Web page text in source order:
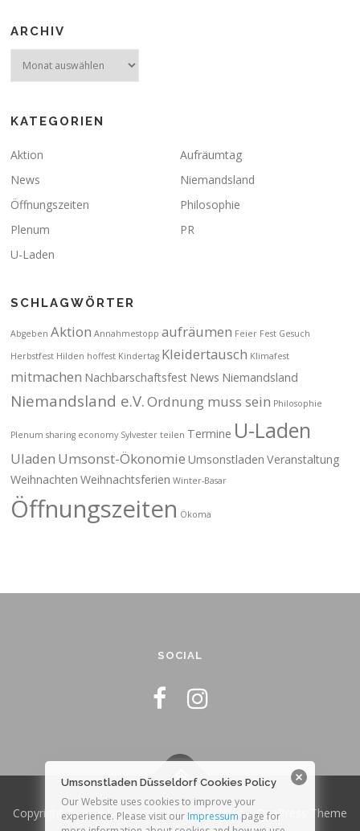
ARCHIV
KATEGORIEN
Aktion
Aufräumtag
News
Niemandsland
Öffnungszeiten
Philosophie
Plenum
PR
U-Laden
SCHLAGWÖRTER
Abgeben Aktion Annahmestopp aufräumen Feier Fest Gesuch
Herbstfest Hilden hoffest Kindertag Kleidertausch Klimafest
mitmachen Nachbarschaftsfest News Niemandsland
Niemandsland e.V.Ordnung muss sein Philosophie
Plenum sharing economy Sylvester teilen Termine U-Laden
Uladen Umsonst-Ökonomie Umsonstladen Veranstaltung
Weihnachten Weihnachtsferien Winter-Basar
Öffnungszeiten Ökoma
SOCIAL
Copyright © 2026 Umsonstladen Düsseldorf–OnePress
Theme
Umsonstladen Düsseldorf Cookies Policy
Our Website uses cookies to improve your
experience. Please visit our Impressum page for